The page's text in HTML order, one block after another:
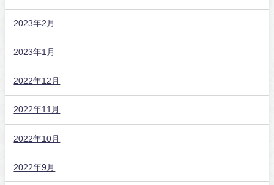
2023年2月
2023年1月
2022年12月
2022年11月
2022年10月
2022年9月